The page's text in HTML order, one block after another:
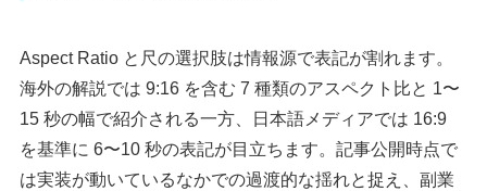
Aspect Ratio と尺の選択肢は情報源で表記が割れます。
海外の解説では 9:16 を含む 7 種類のアスペクト比と 1〜
15 秒の幅で紹介される一方、日本語メディアでは 16:9
を基準に 6〜10 秒の表記が目立ちます。記事公開時点で
は実装が動いているなかでの過渡的な揺れと捉え、副業